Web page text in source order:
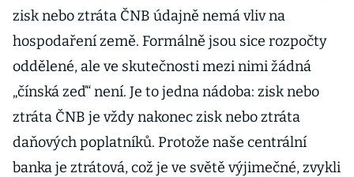
zisk nebo ztráta ČNB údajně nemá vliv na
hospodaření země. Formálně jsou sice rozpočty
oddělené, ale ve skutečnosti mezi nimi žádná
„čínská zeď“ není. Je to jedna nádoba: zisk nebo
ztráta ČNB je vždy nakonec zisk nebo ztráta
daňových poplatníků. Protože naše centrální
banka je ztrátová, což je ve světě výjimečné, zvykli